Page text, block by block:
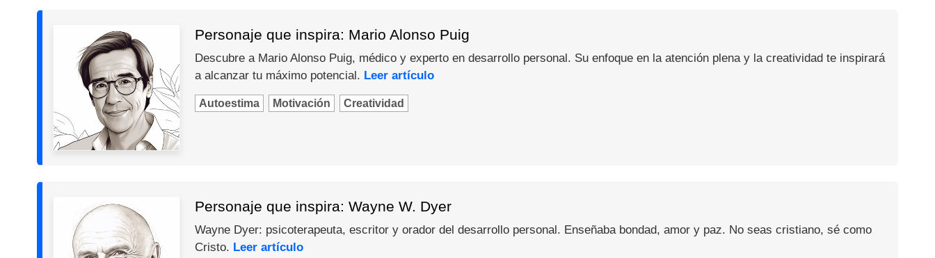
Personaje que inspira: Mario Alonso Puig
Descubre a Mario Alonso Puig, médico y experto en desarrollo personal. Su enfoque en la atención plena y la creatividad te inspirará
a alcanzar tu máximo potencial. Leer artículo
Autoestima Motivación Creatividad
Personaje que inspira: Wayne W. Dyer
Wayne Dyer: psicoterapeuta, escritor y orador del desarrollo personal. Enseñaba bondad, amor y paz. No seas cristiano, sé como
Cristo. Leer artículo